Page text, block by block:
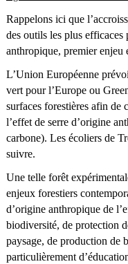
Rappelons ici que
des outils les plus efficaces
anthropique, premier
L’Union Européenne
vert pour l’Europe ou
surfaces forestières afin de
l’effet de serre d’origine
carbone). Les écoliers de
suivre.
Une telle forêt
enjeux forestiers
d’origine anthropique de
biodiversité, de protection
paysage, de production de
particulièrement